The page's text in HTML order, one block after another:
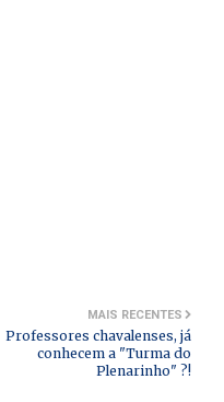
MAIS RECENTES
Professores chavalenses, já
conhecem a "Turma do
Plenarinho" ?!